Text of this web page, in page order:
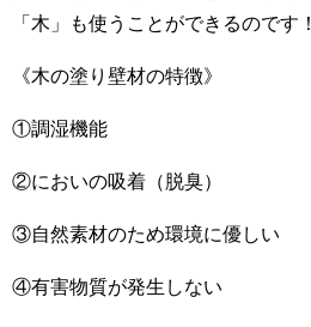
「木」も使うことができるのです！
《木の塗り壁材の特徴》
①調湿機能
②においの吸着（脱臭）
③自然素材のため環境に優しい
④有害物質が発生しない